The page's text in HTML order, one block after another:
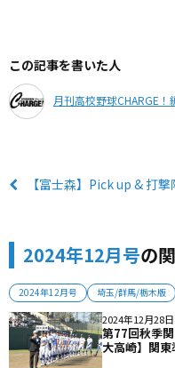
この記事を書いた人
月刊高校野球CHARGE！
【富士森】Pick up & 打撃
2024年12月号の
2024年12月号 埼玉/群馬/栃木版
2024年12月28日
第77回秋季
大高崎】関